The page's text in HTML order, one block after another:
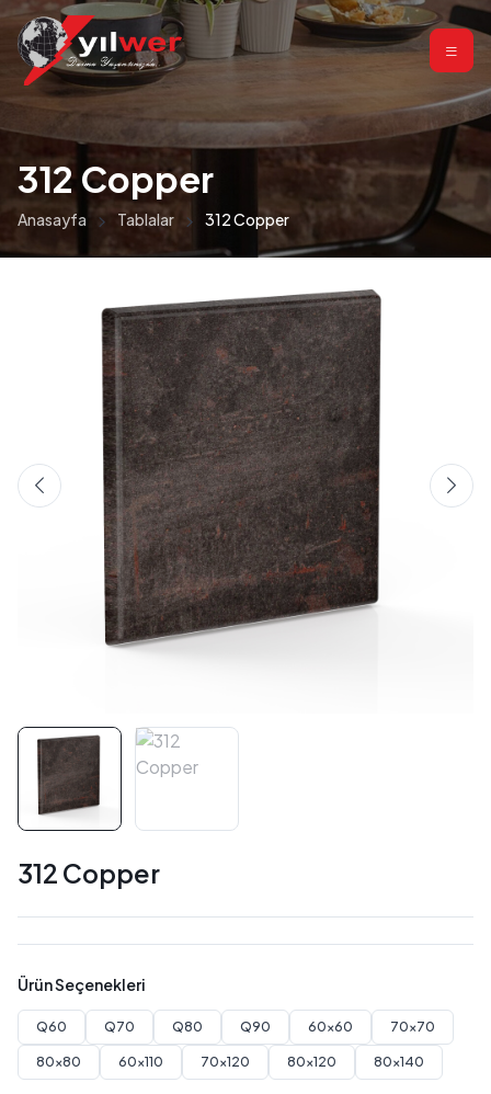
312 Copper
Anasayfa Tablalar 312 Copper
312 Copper
Ürün Seçenekleri
Q60 Q70 Q80 Q90 60x60 70x70
80x80 60x110 70x120 80x120 80x140